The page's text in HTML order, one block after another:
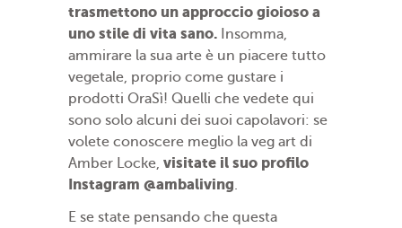
trasmettono un approccio gioioso a
uno stile di vita sano. Insomma,
ammirare la sua arte è un piacere tutto
vegetale, proprio come gustare i
prodotti OraSì! Quelli che vedete qui
sono solo alcuni dei suoi capolavori: se
volete conoscere meglio la veg art di
Amber Locke, visitate il suo profilo
Instagram @ambaliving
E se state pensando che questa